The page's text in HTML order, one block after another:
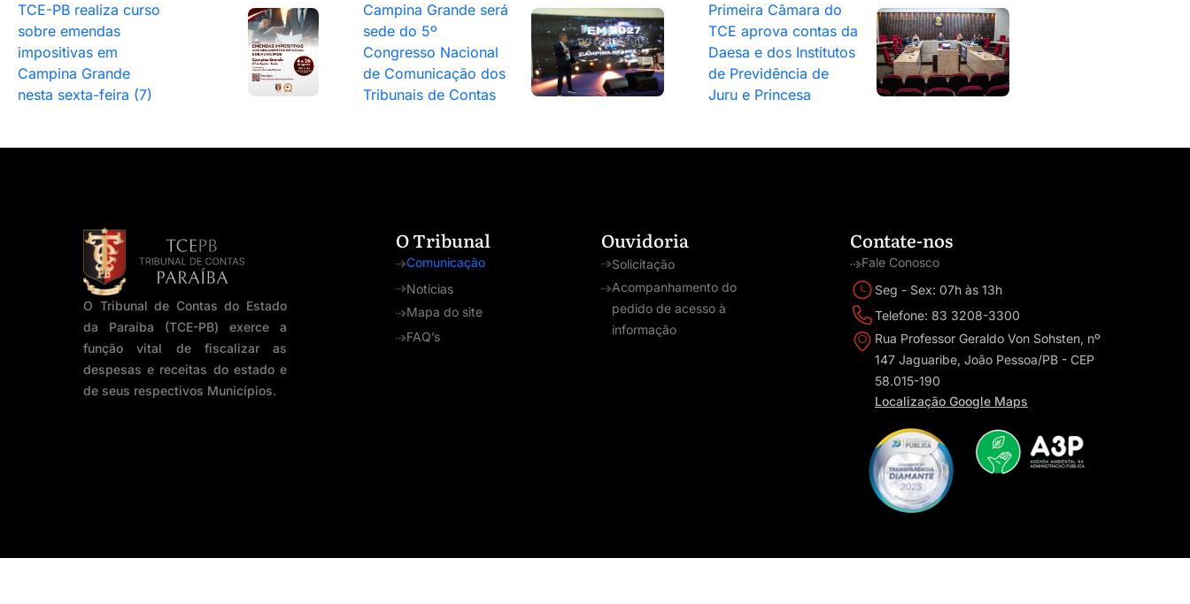
TCE-PB realiza curso
sobre emendas
impositivas em
Campina Grande
nesta sexta-feira (7)
Campina Grande será
sede do 5º
Congresso Nacional
de Comunicação dos
Tribunais de Contas
Primeira Câmara do
TCE aprova contas da
Daesa e dos Institutos
de Previdência de
Juru e Princesa
O Tribunal de Contas do Estado
da Paraíba (TCE-PB) exerce a
função vital de fiscalizar as
despesas e receitas do estado e
de seus respectivos Municípios.
O Tribunal
Comunicação
Notícias
Mapa do site
FAQ’s
Ouvidoria
Solicitação
Acompanhamento do
pedido de acesso à
informação
Contate-nos
Fale Conosco
Seg - Sex: 07h às 13h
Telefone: 83 3208-3300
Rua Professor Geraldo Von Sohsten, nº
147 Jaguaribe, João Pessoa/PB - CEP
58.015-190
Localização Google Maps